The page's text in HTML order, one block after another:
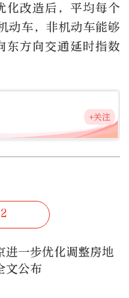
化改造后，平均每个
动车，非机动车能够
东方向交通延时指数
+关注
2
进一步优化调整房地
文公布